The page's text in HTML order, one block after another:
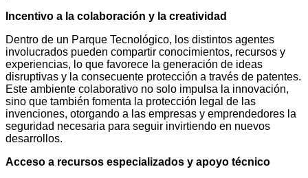
Incentivo a la colaboración y la creatividad
Dentro de un Parque Tecnológico, los distintos agentes
involucrados pueden compartir conocimientos, recursos y
experiencias, lo que favorece la generación de ideas
disruptivas y la consecuente protección a través de patentes.
Este ambiente colaborativo no solo impulsa la innovación,
sino que también fomenta la protección legal de las
invenciones, otorgando a las empresas y emprendedores la
seguridad necesaria para seguir invirtiendo en nuevos
desarrollos.
Acceso a recursos especializados y apoyo técnico